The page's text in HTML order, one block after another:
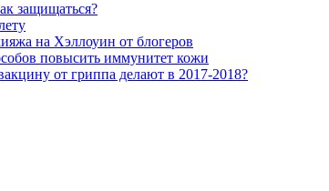
защищаться?
на Хэллоуин от блогеров
повысить иммунитет кожи
от гриппа делают в 2017-2018?